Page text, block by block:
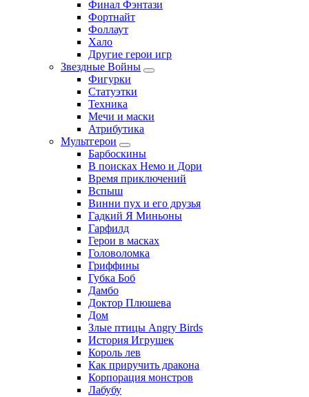
Финал Фэнтази
Фортнайт
Фоллаут
Хало
Другие герои игр
Звездные Войны
Фигурки
Статуэтки
Техника
Мечи и маски
Атрибутика
Мультгерои
Барбоскины
В поисках Немо и Дори
Время приключений
Вспыш
Винни пух и его друзья
Гадкий Я Миньоны
Гарфилд
Герои в масках
Головоломка
Гриффины
Губка Боб
Дамбо
Доктор Плюшева
Дом
Злые птицы Angry Birds
История Игрушек
Король лев
Как приручить дракона
Корпорация монстров
Лабубу